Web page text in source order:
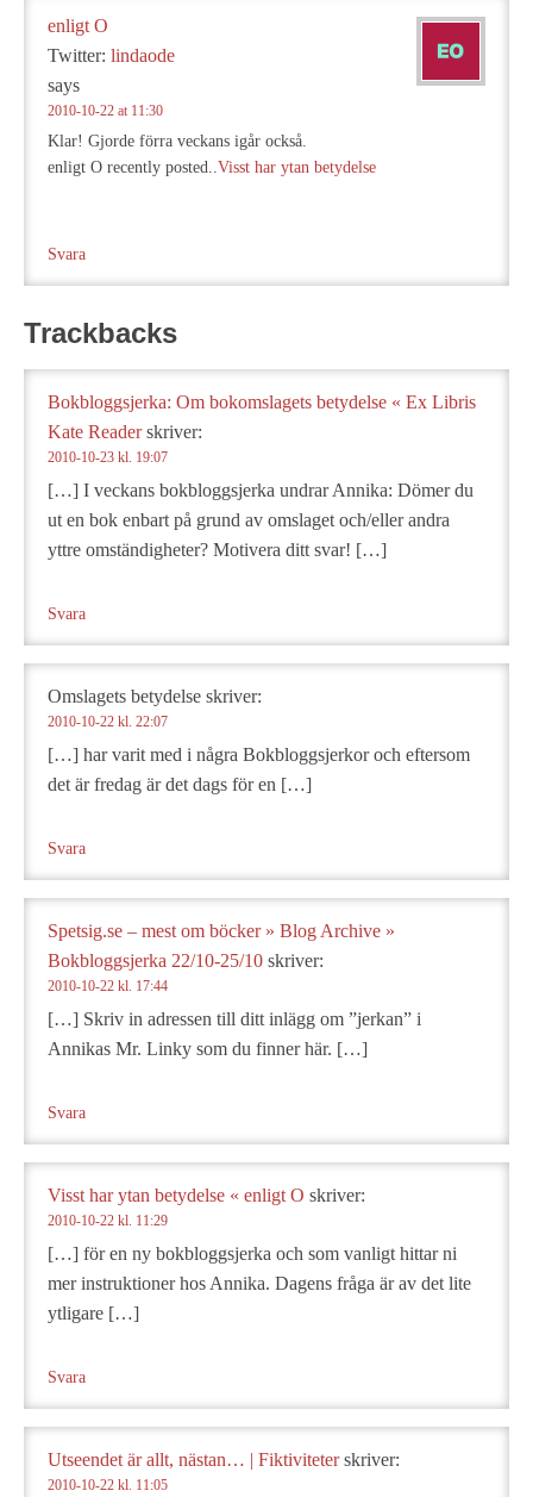
enligt O
Twitter: lindaode
says
2010-10-22 at 11:30
Klar! Gjorde förra veckans igår också.
enligt O recently posted..Visst har ytan betydelse
Svara
Trackbacks
Bokbloggsjerka: Om bokomslagets betydelse « Ex Libris
Kate Reader skriver:
2010-10-23 kl. 19:07
[…] I veckans bokbloggsjerka undrar Annika: Dömer du
ut en bok enbart på grund av omslaget och/eller andra
yttre omständigheter? Motivera ditt svar! […]
Svara
Omslagets betydelse skriver:
2010-10-22 kl. 22:07
[…] har varit med i några Bokbloggsjerkor och eftersom
det är fredag är det dags för en […]
Svara
Spetsig.se – mest om böcker » Blog Archive »
Bokbloggsjerka 22/10-25/10 skriver:
2010-10-22 kl. 17:44
[…] Skriv in adressen till ditt inlägg om ”jerkan” i
Annikas Mr. Linky som du finner här. […]
Svara
Visst har ytan betydelse « enligt O skriver:
2010-10-22 kl. 11:29
[…] för en ny bokbloggsjerka och som vanligt hittar ni
mer instruktioner hos Annika. Dagens fråga är av det lite
ytligare […]
Svara
Utseendet är allt, nästan… | Fiktiviteter skriver:
2010-10-22 kl. 11:05